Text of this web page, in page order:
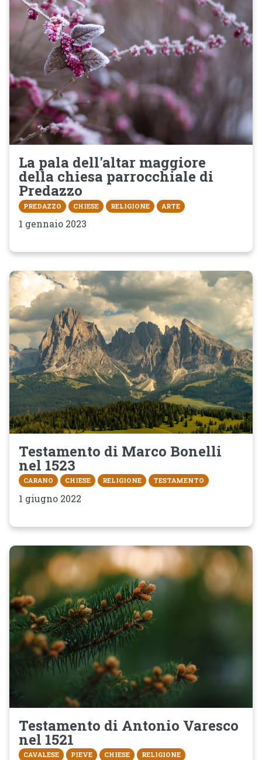
La pala dell'altar maggiore
della chiesa parrocchiale di
Predazzo
PREDAZZO CHIESE RELIGIONE ARTE
1 gennaio 2023
Testamento di Marco Bonelli
nel 1523
CARANO CHIESE RELIGIONE TESTAMENTO
1 giugno 2022
Testamento di Antonio Varesco
nel 1521
CAVALESE PIEVE CHIESE
RELIGIONE